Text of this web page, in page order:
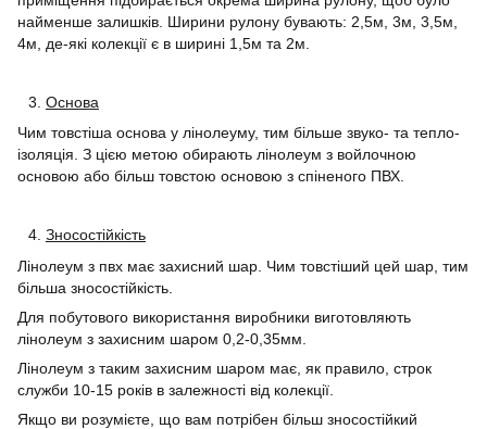
найменше залишків. Ширини рулону бувають: 2,5м, 3м, 3,5м,
4м, де-які колекції є в ширині 1,5м та 2м.
Основа
Чим товстіша основа у лінолеуму, тим більше звуко- та тепло-
ізоляція. З цією метою обирають лінолеум з войлочною
основою або більш товстою основою з спіненого ПВХ.
Зносостійкість
Лінолеум з пвх має захисний шар. Чим товстіший цей шар, тим
більша зносостійкість.
Для побутового використання виробники виготовляють
лінолеум з захисним шаром 0,2-0,35мм.
Лінолеум з таким захисним шаром має, як правило, строк
служби 10-15 років в залежності від колекції.
Якщо ви розумієте, що вам потрібен більш зносостійкий